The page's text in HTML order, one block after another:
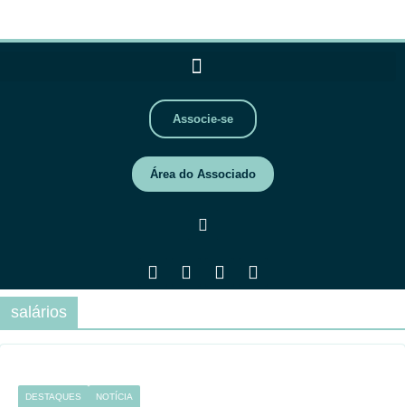
Associe-se
Área do Associado
salários
DESTAQUES NOTÍCIA